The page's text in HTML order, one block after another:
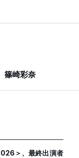
篠崎彩奈
＞、最終出演者